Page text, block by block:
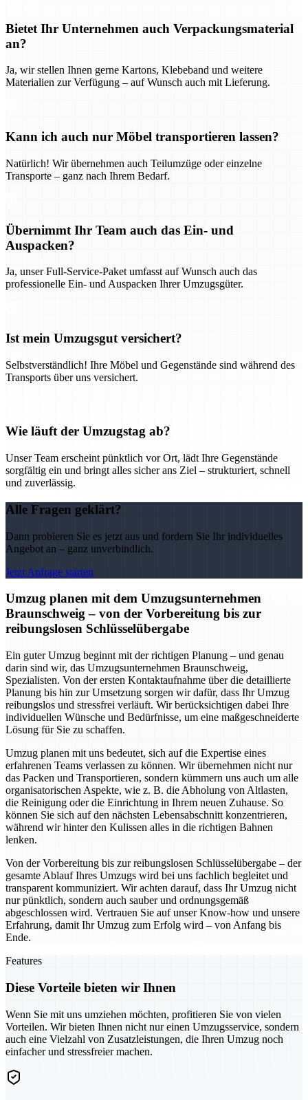
Bietet Ihr Unternehmen auch Verpackungsmaterial
an?
Ja, wir stellen Ihnen gerne Kartons, Klebeband und weitere
Materialien zur Verfügung – auf Wunsch auch mit Lieferung.
Kann ich auch nur Möbel transportieren lassen?
Natürlich! Wir übernehmen auch Teilumzüge oder einzelne
Transporte – ganz nach Ihrem Bedarf.
Übernimmt Ihr Team auch das Ein- und
Auspacken?
Ja, unser Full-Service-Paket umfasst auf Wunsch auch das
professionelle Ein- und Auspacken Ihrer Umzugsgüter.
Ist mein Umzugsgut versichert?
Selbstverständlich! Ihre Möbel und Gegenstände sind während des
Transports über uns versichert.
Wie läuft der Umzugstag ab?
Unser Team erscheint pünktlich vor Ort, lädt Ihre Gegenstände
sorgfältig ein und bringt alles sicher ans Ziel – strukturiert, schnell
und zuverlässig.
Alle Fragen geklärt?
Dann probieren Sie es jetzt aus und fordern Sie Ihr individuelles
Angebot an – ganz unverbindlich.
Jetzt Anfrage starten
Umzug planen mit dem Umzugsunternehmen
Braunschweig – von der Vorbereitung bis zur
reibungslosen Schlüsselübergabe
Ein guter Umzug beginnt mit der richtigen Planung – und genau
darin sind wir, das Umzugsunternehmen Braunschweig,
Spezialisten. Von der ersten Kontaktaufnahme über die detaillierte
Planung bis hin zur Umsetzung sorgen wir dafür, dass Ihr Umzug
reibungslos und stressfrei verläuft. Wir berücksichtigen dabei Ihre
individuellen Wünsche und Bedürfnisse, um eine maßgeschneiderte
Lösung für Sie zu schaffen.
Umzug planen mit uns bedeutet, sich auf die Expertise eines
erfahrenen Teams verlassen zu können. Wir übernehmen nicht nur
das Packen und Transportieren, sondern kümmern uns auch um alle
organisatorischen Aspekte, wie z. B. die Abholung von Altlasten,
die Reinigung oder die Einrichtung in Ihrem neuen Zuhause. So
können Sie sich auf den nächsten Lebensabschnitt konzentrieren,
während wir hinter den Kulissen alles in die richtigen Bahnen
lenken.
Von der Vorbereitung bis zur reibungslosen Schlüsselübergabe – der
gesamte Ablauf Ihres Umzugs wird bei uns fachlich begleitet und
transparent kommuniziert. Wir achten darauf, dass Ihr Umzug nicht
nur pünktlich, sondern auch sauber und ordnungsgemäß
abgeschlossen wird. Vertrauen Sie auf unser Know-how und unsere
Erfahrung, damit Ihr Umzug zum Erfolg wird – von Anfang bis
Ende.
Features
Diese Vorteile bieten wir Ihnen
Wenn Sie mit uns umziehen möchten, profitieren Sie von vielen
Vorteilen. Wir bieten Ihnen nicht nur einen Umzugsservice, sondern
auch eine Vielzahl von Zusatzleistungen, die Ihren Umzug noch
einfacher und stressfreier machen.